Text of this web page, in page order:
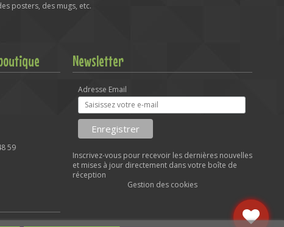
posters, des mugs, etc.
59
Newsletter
Adresse Email
Inscrivez-vous pour recevoir les dernières nouvelles
et mises à jour directement dans votre boîte de
réception
Gestion des cookies